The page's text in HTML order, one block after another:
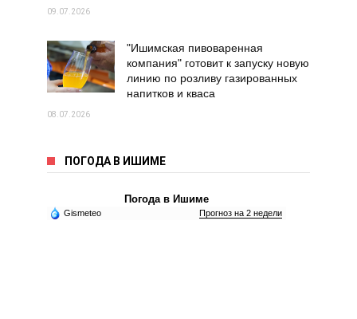
09.07.2026
"Ишимская пивоваренная
компания" готовит к запуску новую
линию по розливу газированных
напитков и кваса
08.07.2026
ПОГОДА В ИШИМЕ
Погода в Ишиме
Gismeteo Прогноз на 2 недели